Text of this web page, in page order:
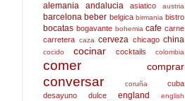
alemania andalucia asiatico austria
barcelona beber belgica birmania bistro
bocatas bogavante bohemia cafe carne
carretera caza cerveza chicago china
cocido cocinar cocktails colombia
comer comprar
conversar coruña
cuba
desayuno
dulce england
english